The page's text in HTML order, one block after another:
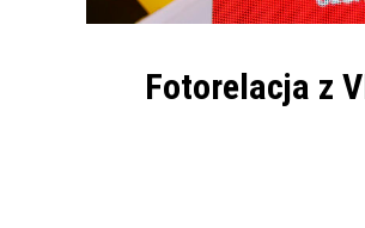
Fotorelacja z